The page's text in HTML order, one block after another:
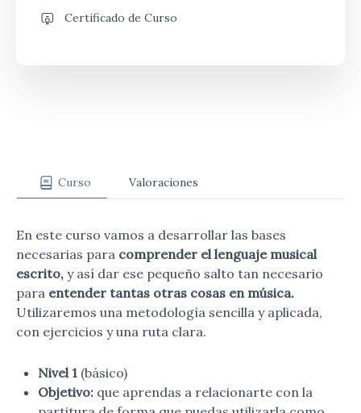
Curso Valoraciones
En este curso vamos a desarrollar las bases
necesarias para comprender el lenguaje musical
escrito, y así dar ese pequeño salto tan necesario
para entender tantas otras cosas en música.
Utilizaremos una metodología sencilla y aplicada,
con ejercicios y una ruta clara.
Nivel 1 (básico)
Objetivo: que aprendas a relacionarte con la
Certificado de Curso